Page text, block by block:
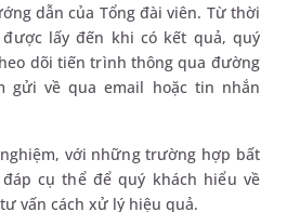
dẫn của Tổng đài viên. Từ thời
lấy đến khi có kết quả, quý
dõi tiến trình thông qua đường
gửi về qua email hoặc tin nhắn
với những trường hợp bất
cụ thể để quý khách hiểu về
vấn cách xử lý hiệu quả.